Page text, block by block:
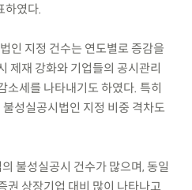
하였다.
인 지정 건수는 연도별로 증감을
제재 강화와 기업들의 공시관리
소세를 나타내기도 하였다. 특히
성실공시법인 지정 비중 격차도
불성실공시 건수가 많으며, 동일
권 상장기업 대비 많이 나타나고